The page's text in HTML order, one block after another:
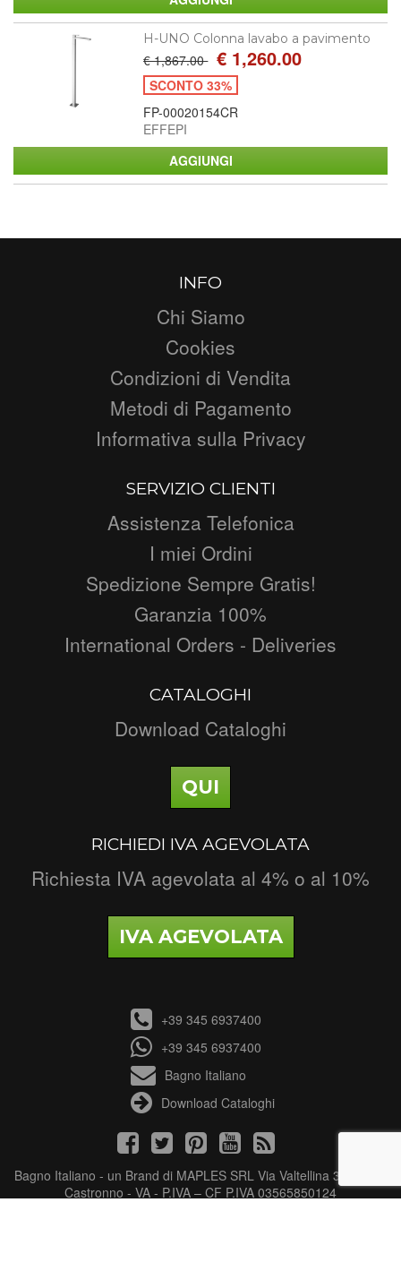
H-UNO Colonna lavabo a pavimento
€ 1,867.00 € 1,260.00
SCONTO 33%
FP-00020154CR
EFFEPI
INFO
Chi Siamo
Cookies
Condizioni di Vendita
Metodi di Pagamento
Informativa sulla Privacy
SERVIZIO CLIENTI
Assistenza Telefonica
I miei Ordini
Spedizione Sempre Gratis!
Garanzia 100%
International Orders - Deliveries
CATALOGHI
Download Cataloghi
QUI
RICHIEDI IVA AGEVOLATA
Richiesta IVA agevolata al 4% o al 10%
IVA AGEVOLATA
+39 345 6937400
+39 345 6937400
Bagno Italiano
Download Cataloghi
Bagno Italiano - un Brand di MAPLES SRL Via Valtellina 3 - 21040
Castronno - VA - P.IVA – CF P.IVA 03565850124